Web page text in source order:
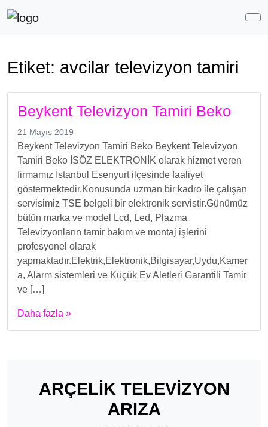
Etiket: avcilar televizyon tamiri
Beykent Televizyon Tamiri Beko
21 Mayıs 2019
Beykent Televizyon Tamiri Beko Beykent Televizyon
Tamiri Beko İSÖZ ELEKTRONİK olarak hizmet veren
firmamız İstanbul Esenyurt ilçesinde faaliyet
göstermektedir.Konusunda uzman bir kadro ile çalışan
servisimiz TSE belgeli bir elektronik servistir.Günümüz
bütün marka ve model Lcd, Led, Plazma
Televizyonların tamir bakım ve montaj işlerini
profesyonel olarak
yapmaktadır.Elektrik,Elektronik,Bilgisayar,Uydu,Kamer
a, Alarm sistemleri ve Küçük Ev Aletleri Garantili Tamir
ve […]
Daha fazla »
ARÇELİK TELEVİZYON
ARIZA